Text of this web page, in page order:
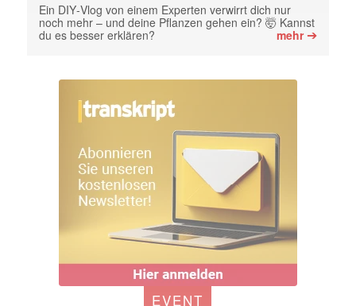
Ein DIY‑Vlog von einem Experten verwirrt dich nur
noch mehr – und deine Pflanzen gehen ein? 🤯 Kannst
du es besser erklären?
mehr➔
EVENT